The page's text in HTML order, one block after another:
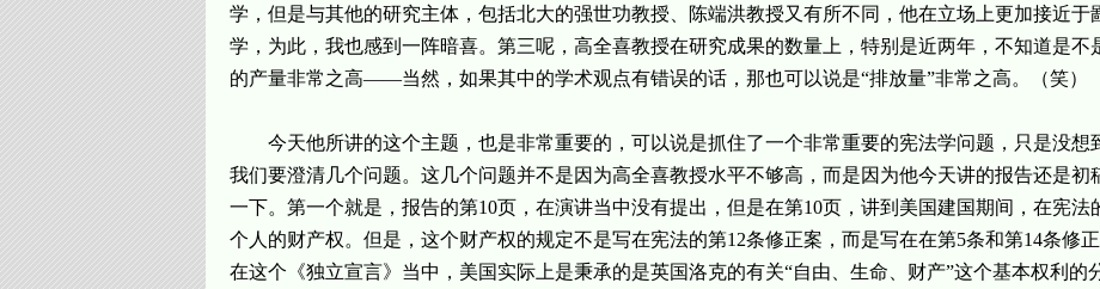
学，但是与其他的研究主体，包括北大的强世功教授、陈端洪教授又有所不同，他在立场上更加接近于
学，为此，我也感到一阵暗喜。第三呢，高全喜教授在研究成果的数量上，特别是近两年，不知道是不
的产量非常之高——当然，如果其中的学术观点有错误的话，那也可以说是“排放量”非常之高。（笑）
今天他所讲的这个主题，也是非常重要的，可以说是抓住了一个非常重要的宪法学问题，只是没想
我们要澄清几个问题。这几个问题并不是因为高全喜教授水平不够高，而是因为他今天讲的报告还是初
一下。第一个就是，报告的第10页，在演讲当中没有提出，但是在第10页，讲到美国建国期间，在宪法
个人的财产权。但是，这个财产权的规定不是写在宪法的第12条修正案，而是写在在第5条和第14条修
在这个《独立宣言》当中，美国实际上是秉承的是英国洛克的有关“自由、生命、财产”这个基本权利的